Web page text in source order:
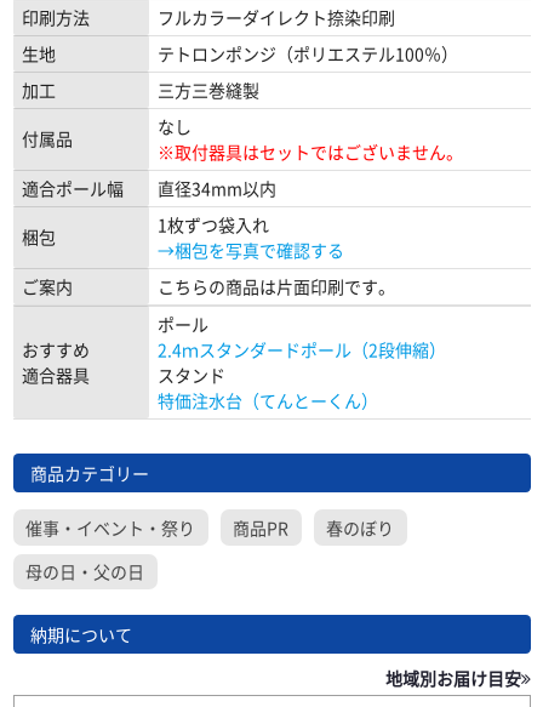
印刷方法
フルカラーダイレクト捺染印刷
生地
テトロンポンジ（ポリエステル100％）
加工
三方三巻縫製
付属品
なし
※取付器具はセットではございません。
適合ポール幅
直径34mm以内
梱包
1枚ずつ袋入れ
→梱包を写真で確認する
ご案内
こちらの商品は片面印刷です。
おすすめ
適合器具
ポール
2.4ｍスタンダードポール（2段伸縮）
スタンド
特価注水台（てんとーくん）
商品カテゴリー
催事・イベント・祭り 商品PR
春のぼり
母の日・父の日
納期について
地域別お届け目安